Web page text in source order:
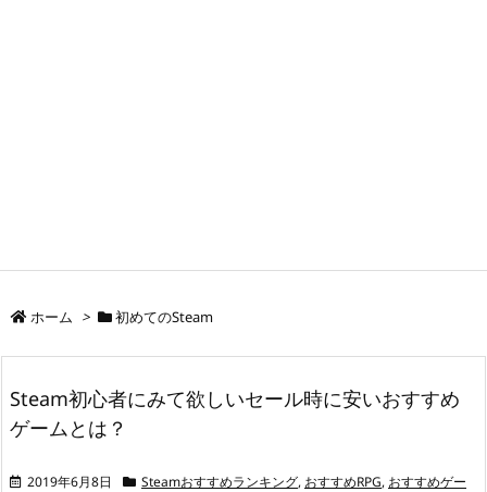
ホーム > 初めてのSteam
Steam初心者にみて欲しいセール時に安いおすすめ
ゲームとは？
2019年6月8日 Steamおすすめランキング, おすすめRPG, おすすめゲー